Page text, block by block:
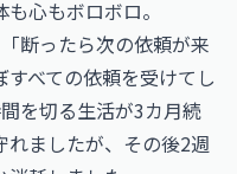
心もボロボロ。
断ったら次の依頼が来
べての依頼を受けてし
を切る生活が3カ月続
れましたが、その後2週